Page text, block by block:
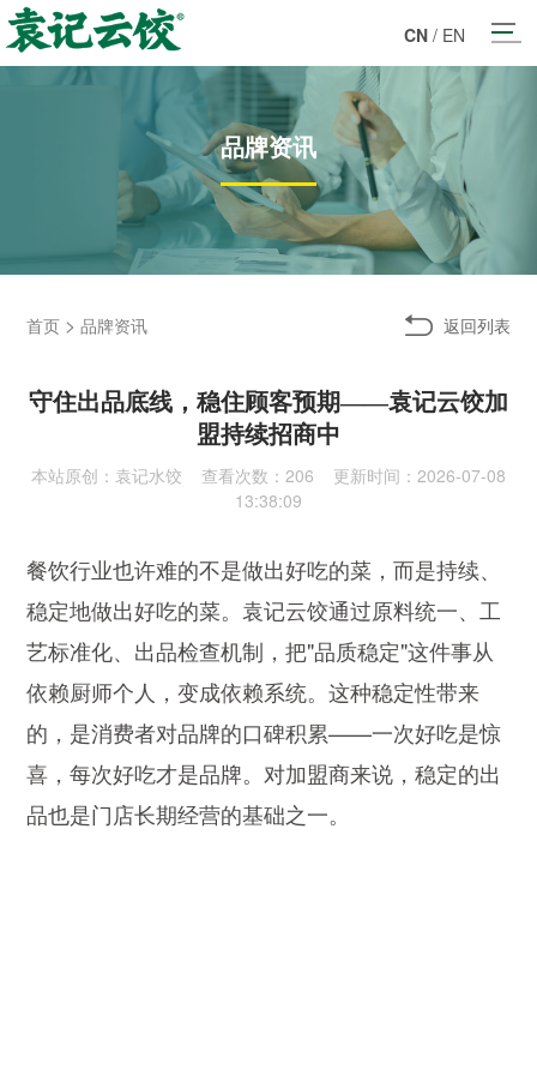
CN / EN
品牌资讯
首页 >品牌资讯 返回列表
守住出品底线，稳住顾客预期——袁记云饺加
盟持续招商中
本站原创：袁记水饺 查看次数： 206 更新时间：2026-07-08
13:38:09
餐饮行业也许难的不是做出好吃的菜，而是持续、
稳定地做出好吃的菜。袁记云饺通过原料统一、工
艺标准化、出品检查机制，把"品质稳定"这件事从
依赖厨师个人，变成依赖系统。这种稳定性带来
的，是消费者对品牌的口碑积累——一次好吃是惊
喜，每次好吃才是品牌。对加盟商来说，稳定的出
品也是门店长期经营的基础之一。